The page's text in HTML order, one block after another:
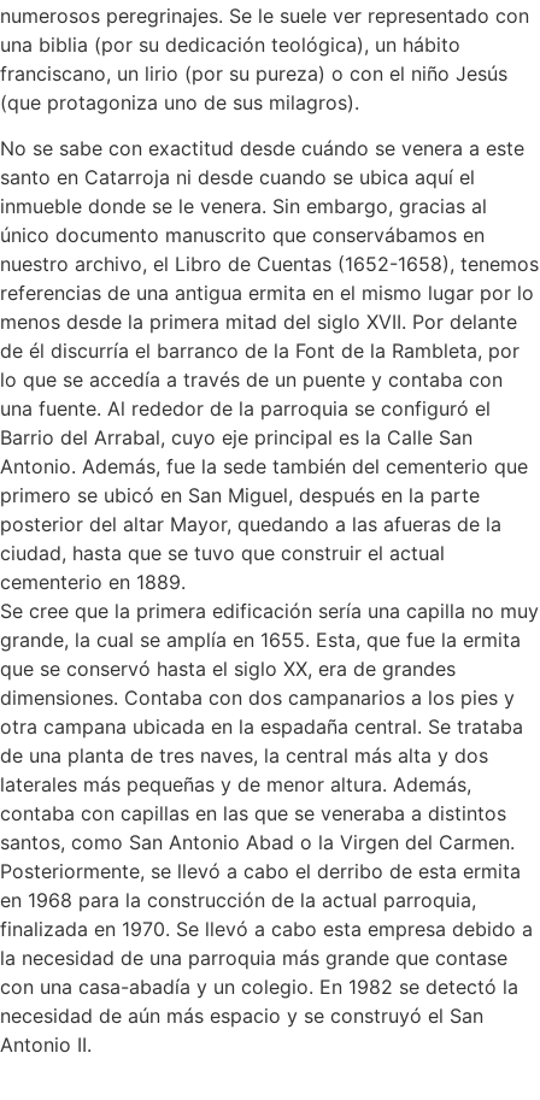
numerosos peregrinajes. Se le suele ver representado con
una biblia (por su dedicación teológica), un hábito
franciscano, un lirio (por su pureza) o con el niño Jesús
(que protagoniza uno de sus milagros).
No se sabe con exactitud desde cuándo se venera a este
santo en Catarroja ni desde cuando se ubica aquí el
inmueble donde se le venera. Sin embargo, gracias al
único documento manuscrito que conservábamos en
nuestro archivo, el Libro de Cuentas (1652-1658), tenemos
referencias de una antigua ermita en el mismo lugar por lo
menos desde la primera mitad del siglo XVII. Por delante
de él discurría el barranco de la Font de la Rambleta, por
lo que se accedía a través de un puente y contaba con
una fuente. Al rededor de la parroquia se configuró el
Barrio del Arrabal, cuyo eje principal es la Calle San
Antonio. Además, fue la sede también del cementerio que
primero se ubicó en San Miguel, después en la parte
posterior del altar Mayor, quedando a las afueras de la
ciudad, hasta que se tuvo que construir el actual
cementerio en 1889.
Se cree que la primera edificación sería una capilla no muy
grande, la cual se amplía en 1655. Esta, que fue la ermita
que se conservó hasta el siglo XX, era de grandes
dimensiones. Contaba con dos campanarios a los pies y
otra campana ubicada en la espadaña central. Se trataba
de una planta de tres naves, la central más alta y dos
laterales más pequeñas y de menor altura. Además,
contaba con capillas en las que se veneraba a distintos
santos, como San Antonio Abad o la Virgen del Carmen.
Posteriormente, se llevó a cabo el derribo de esta ermita
en 1968 para la construcción de la actual parroquia,
finalizada en 1970. Se llevó a cabo esta empresa debido a
la necesidad de una parroquia más grande que contase
con una casa-abadía y un colegio. En 1982 se detectó la
necesidad de aún más espacio y se construyó el San
Antonio II.